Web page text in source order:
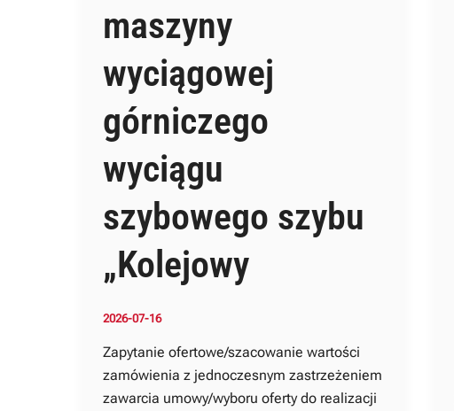
maszyny
wyciągowej
górniczego
wyciągu
szybowego szybu
„Kolejowy
2026-07-16
Zapytanie ofertowe/szacowanie wartości
zamówienia z jednoczesnym zastrzeżeniem
zawarcia umowy/wyboru oferty do realizacji